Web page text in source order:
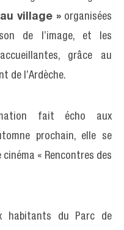
village »organisées
de l’image, et les
grâce au
de l’Ardèche.
fait écho aux
prochain, elle se
« Rencontres des
habitants du Parc de